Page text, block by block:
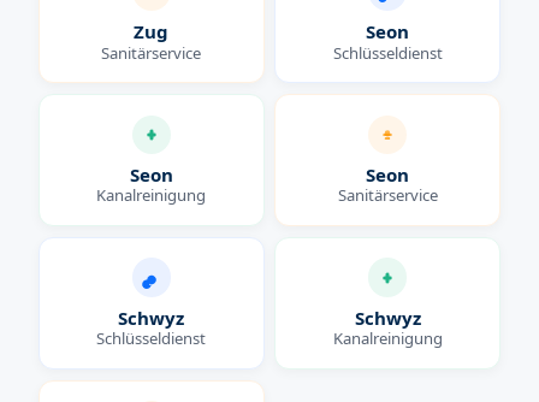
Zug
Sanitärservice
Seon
Schlüsseldienst
Seon
Kanalreinigung
Seon
Sanitärservice
Schwyz
Schlüsseldienst
Schwyz
Kanalreinigung